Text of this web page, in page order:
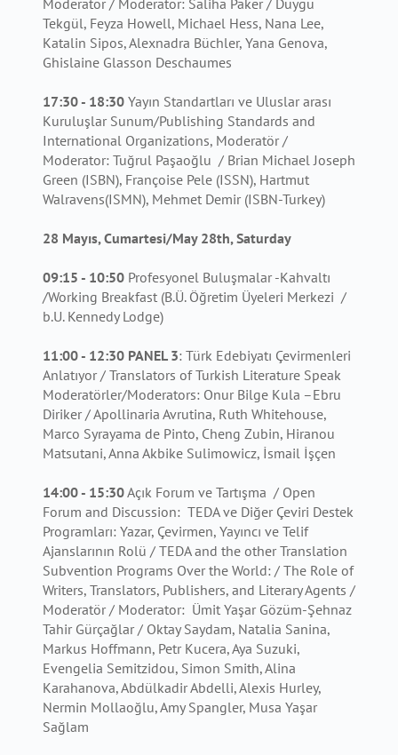
Moderatör / Moderator: Saliha Paker / Duygu
Tekgül, Feyza Howell, Michael Hess, Nana Lee,
Katalin Sipos, Alexnadra Büchler, Yana Genova,
Ghislaine Glasson Deschaumes
17:30 - 18:30 Yayın Standartları ve Uluslar arası
Kuruluşlar Sunum/Publishing Standards and
International Organizations, Moderatör /
Moderator: Tuğrul Paşaoğlu / Brian Michael Joseph
Green (ISBN), Françoise Pele (ISSN), Hartmut
Walravens(ISMN), Mehmet Demir (ISBN-Turkey)
28 Mayıs, Cumartesi/May 28th, Saturday
09:15 - 10:50 Profesyonel Buluşmalar -Kahvaltı
/Working Breakfast (B.Ü. Öğretim Üyeleri Merkezi /
b.U. Kennedy Lodge)
11:00 - 12:30 PANEL 3: Türk Edebiyatı Çevirmenleri
Anlatıyor / Translators of Turkish Literature Speak
Moderatörler/Moderators: Onur Bilge Kula –Ebru
Diriker / Apollinaria Avrutina, Ruth Whitehouse,
Marco Syrayama de Pinto, Cheng Zubin, Hiranou
Matsutani, Anna Akbike Sulimowicz, İsmail İşçen
14:00 - 15:30Açık Forum ve Tartışma / Open
Forum and Discussion: TEDA ve Diğer Çeviri Destek
Programları: Yazar, Çevirmen, Yayıncı ve Telif
Ajanslarının Rolü / TEDA and the other Translation
Subvention Programs Over the World: / The Role of
Writers, Translators, Publishers, and Literary Agents /
Moderatör / Moderator: Ümit Yaşar Gözüm-Şehnaz
Tahir Gürçağlar / Oktay Saydam, Natalia Sanina,
Markus Hoffmann, Petr Kucera, Aya Suzuki,
Evengelia Semitzidou, Simon Smith, Alina
Karahanova, Abdülkadir Abdelli, Alexis Hurley,
Nermin Mollaoğlu, Amy Spangler, Musa Yaşar
Sağlam